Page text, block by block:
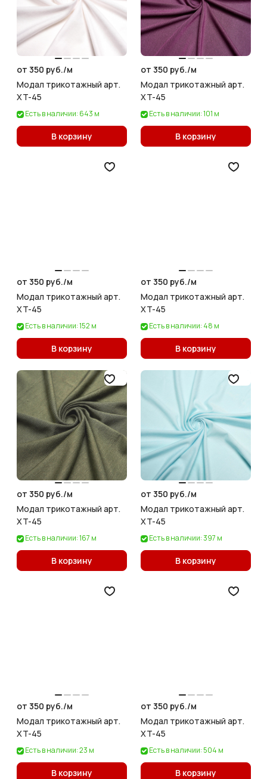
от 350 руб./м
Модал трикотажный арт.
XT-45
Есть в наличии: 643 м
В корзину
от 350 руб./м
Модал трикотажный арт.
XT-45
Есть в наличии: 101 м
В корзину
от 350 руб./м
Модал трикотажный арт.
XT-45
Есть в наличии: 152 м
В корзину
от 350 руб./м
Модал трикотажный арт.
XT-45
Есть в наличии: 48 м
В корзину
от 350 руб./м
Модал трикотажный арт.
XT-45
Есть в наличии: 167 м
В корзину
от 350 руб./м
Модал трикотажный арт.
XT-45
Есть в наличии: 397 м
В корзину
от 350 руб./м
Модал трикотажный арт.
XT-45
Есть в наличии: 23 м
В корзину
от 350 руб./м
Модал трикотажный арт.
XT-45
Есть в наличии: 504 м
В корзину